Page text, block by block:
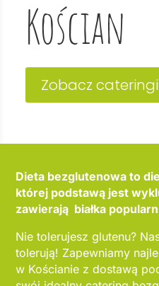
Kościan
Zobacz
Dieta bezglutenowa to
której podstawą jest
zawierają białka
Nie tolerujesz glutenu?
tolerują! Zapewniamy
w Kościanie z dostawą